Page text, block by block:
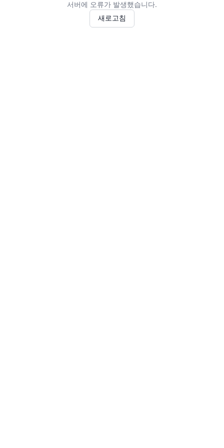
서버에 오류가 발생했습니다.
새로고침